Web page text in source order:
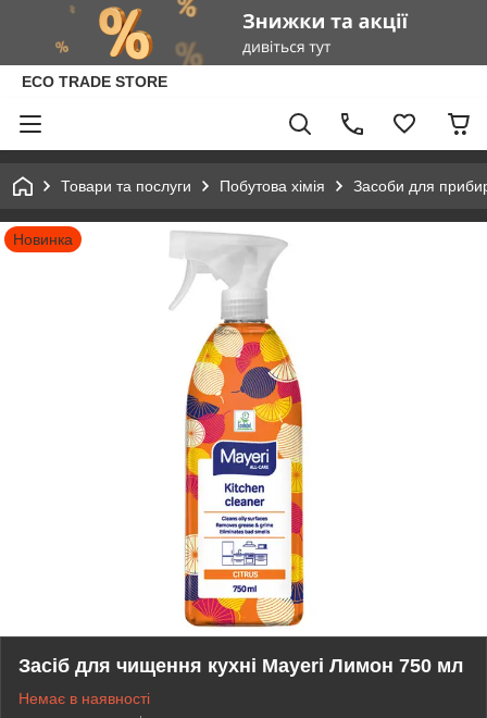
ECO TRADE STORE
Товари та послуги Побутова хімія Засоби для
Новинка
Засіб для чищення кухні Mayeri Лимон 750 мл
Немає в наявності